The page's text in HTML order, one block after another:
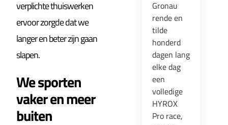
verplichte thuiswerken
ervoor zorgde dat we
langer en beter zijn gaan
slapen.
We sporten
vaker en meer
buiten
Gronau
rende en
tilde
honderd
dagen lang
elke dag
een
volledige
HYROX
Pro race,